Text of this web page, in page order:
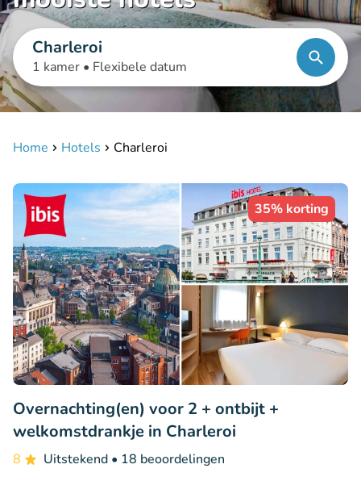
Charleroi
1 kamer • Flexibele datum
Home Hotels Charleroi
35% korting
Overnachting(en) voor 2 + ontbijt +
welkomstdrankje in Charleroi
8 Uitstekend • 18 beoordelingen